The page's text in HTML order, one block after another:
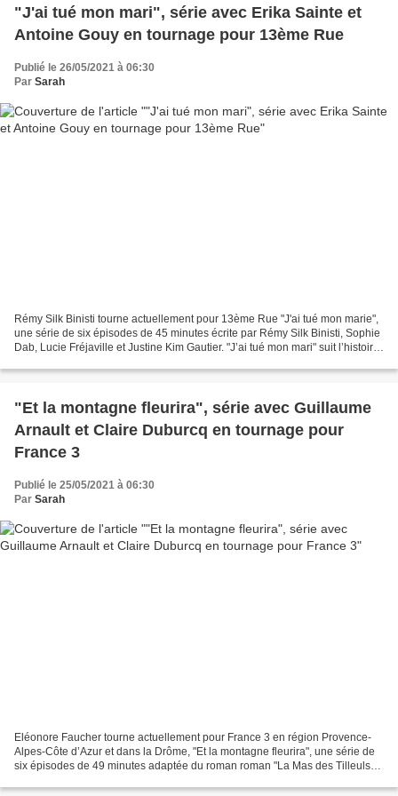
"J'ai tué mon mari", série avec Erika Sainte et
Antoine Gouy en tournage pour 13ème Rue
Publié le 26/05/2021 à 06:30
Par Sarah
Rémy Silk Binisti tourne actuellement pour 13ème Rue "J'ai tué mon marie",
une série de six épisodes de 45 minutes écrite par Rémy Silk Binisti, Sophie
Dab, Lucie Fréjaville et Justine Kim Gautier. "J’ai tué mon mari" suit l’histoire
"Et la montagne fleurira", série avec Guillaume
Arnault et Claire Duburcq en tournage pour
France 3
Publié le 25/05/2021 à 06:30
Par Sarah
Eléonore Faucher tourne actuellement pour France 3 en région Provence-
Alpes-Côte d’Azur et dans la Drôme, "Et la montagne fleurira", une série de
six épisodes de 49 minutes adaptée du roman roman "La Mas des Tilleuls"